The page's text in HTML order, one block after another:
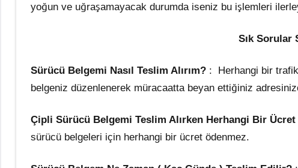
yoğun ve uğraşamayacak durumda iseniz bu işlemleri
Sık Sorular
Sürücü Belgemi Nasıl Teslim Alırım? : Herhangi bir trafik
belgeniz düzenlenerek müracaatta beyan ettiğiniz
Çipli Sürücü Belgemi Teslim Alırken Herhangi Bir
sürücü belgeleri için herhangi bir ücret ödenmez.